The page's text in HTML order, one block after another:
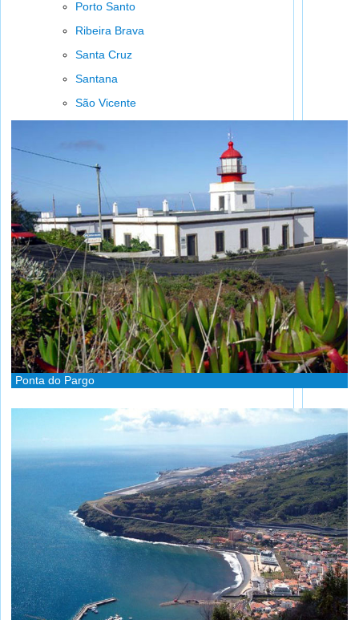
Porto Santo
Ribeira Brava
Santa Cruz
Santana
São Vicente
Ponta do Pargo